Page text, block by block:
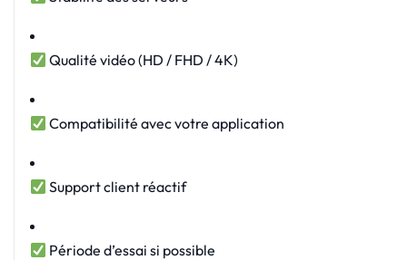
Qualité vidéo (HD / FHD / 4K)
Compatibilité avec votre application
Support client réactif
Période d’essai si possible